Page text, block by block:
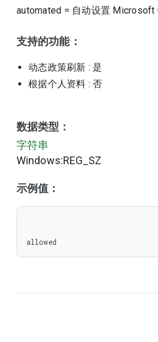
automated = 自动设置 Microsoft
支持的功能：
动态政策刷新 : 是
根据个人资料 : 否
数据类型：
字符串
Windows:REG_SZ
示例值：
allowed